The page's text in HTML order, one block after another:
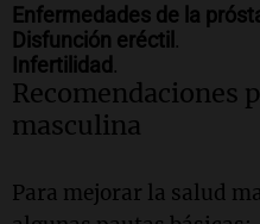
Enfermedades de la
Disfunción eréctil .
Infertilidad .
Recomendaciones
masculina
Para mejorar la salud